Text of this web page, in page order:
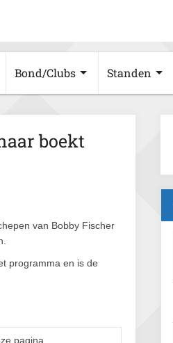
Bond/Clubs Standen
boekt
van Bobby Fischer
programma en is de
pagina